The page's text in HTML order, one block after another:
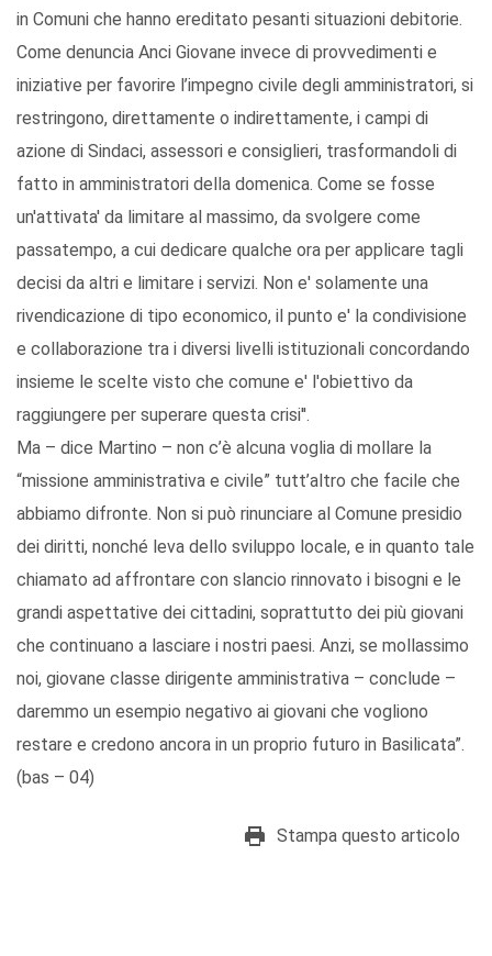
in Comuni che hanno ereditato pesanti situazioni debitorie.
Come denuncia Anci Giovane invece di provvedimenti e
iniziative per favorire l’impegno civile degli amministratori, si
restringono, direttamente o indirettamente, i campi di
azione di Sindaci, assessori e consiglieri, trasformandoli di
fatto in amministratori della domenica. Come se fosse
un'attivata' da limitare al massimo, da svolgere come
passatempo, a cui dedicare qualche ora per applicare tagli
decisi da altri e limitare i servizi. Non e' solamente una
rivendicazione di tipo economico, il punto e' la condivisione
e collaborazione tra i diversi livelli istituzionali concordando
insieme le scelte visto che comune e' l'obiettivo da
raggiungere per superare questa crisi''.
Ma – dice Martino – non c’è alcuna voglia di mollare la
“missione amministrativa e civile” tutt’altro che facile che
abbiamo difronte. Non si può rinunciare al Comune presidio
dei diritti, nonché leva dello sviluppo locale, e in quanto tale
chiamato ad affrontare con slancio rinnovato i bisogni e le
grandi aspettative dei cittadini, soprattutto dei più giovani
che continuano a lasciare i nostri paesi. Anzi, se mollassimo
noi, giovane classe dirigente amministrativa – conclude –
daremmo un esempio negativo ai giovani che vogliono
restare e credono ancora in un proprio futuro in Basilicata”.
(bas – 04)
Stampa questo articolo